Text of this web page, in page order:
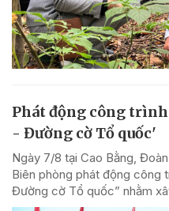
Phát động công
- Đường cờ Tổ quốc'
Ngày 7/8 tại Cao Bằng,
Biên phòng phát động công
Đường cờ Tổ quốc” nhằm